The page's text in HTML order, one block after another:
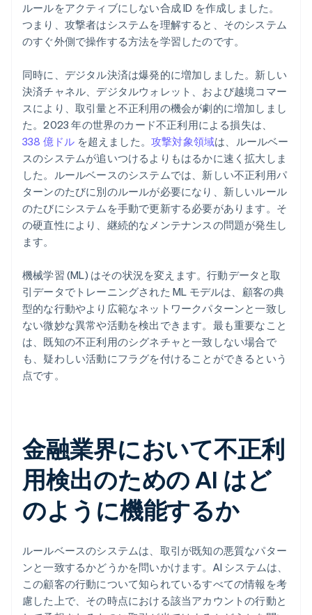
ルールをアクティブにしない合成 ID を作成しました。
つまり、攻撃者はシステムを理解すると、そのシステム
のすぐ外側で操作する方法を学習したのです。
同時に、デジタル決済は爆発的に増加しました。新しい
決済チャネル、デジタルウォレット、および越境コマー
スにより、取引量と不正利用の機会が劇的に増加しまし
た。2023 年の世界のカード不正利用による損失は、
338 億ドル を超えました。攻撃対象領域は、ルールベー
スのシステムが追いつけるよりもはるかに速く拡大しま
した。ルールベースのシステムでは、新しい不正利用パ
ターンのたびに別のルールが必要になり、新しいルール
のたびにシステムを手動で更新する必要があります。そ
の硬直性により、継続的なメンテナンスの問題が発生し
ます。
機械学習 (ML) はその状況を変えます。行動データと取
引データでトレーニングされた ML モデルは、顧客の典
型的な行動やより広範なネットワークパターンと一致し
ない微妙な異常や活動を検出できます。最も重要なこと
は、既知の不正利用のシグネチャと一致しない場合で
も、疑わしい活動にフラグを付けることができるという
点です。
金融業界において不正利
用検出のための AI はど
のように機能するか
ルールベースのシステムは、取引が既知の悪質なパター
ンと一致するかどうかを問いかけます。AI システムは、
この顧客の行動について知られているすべての情報を考
慮した上で、その時点における該当アカウントの行動と